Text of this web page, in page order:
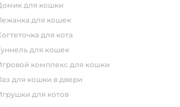
домик для кошки
лежанка для кошек
когтеточка для кота
туннель для кошек
игровой комплекс для кошки
лаз для кошки в двери
игрушки для котов